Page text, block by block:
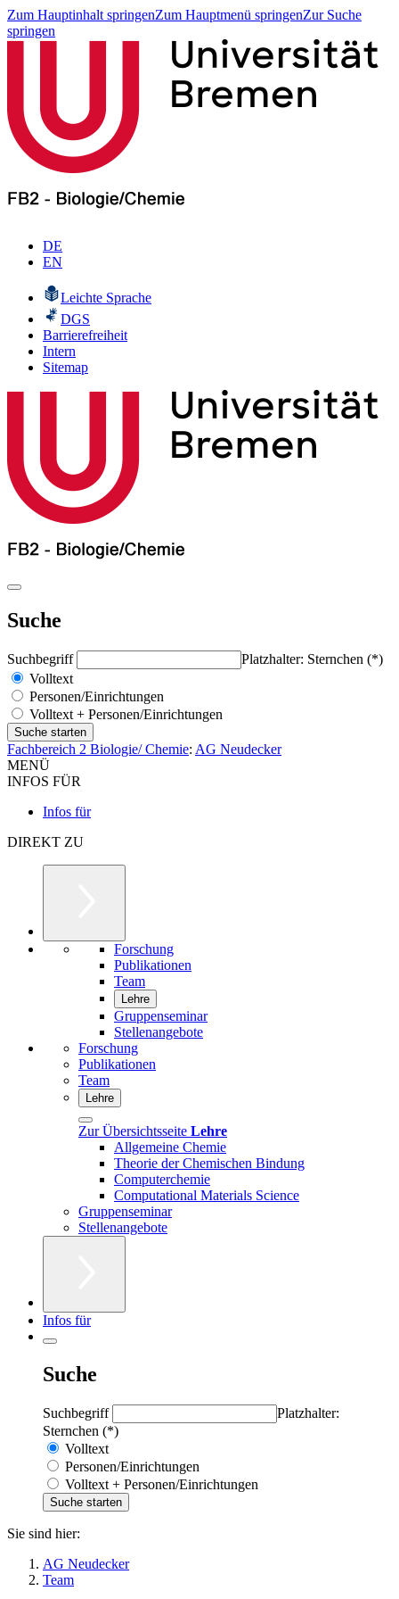
Zum Hauptinhalt springenZum Hauptmenü springenZur Suche
springen
DE
EN
Leichte Sprache
DGS
Barrierefreiheit
Intern
Sitemap
Suche
Suchbegriff
Platzhalter: Sternchen (*)
Volltext
Personen/Einrichtungen
Volltext + Personen/Einrichtungen
Fachbereich 2 Biologie/ Chemie: AG Neudecker
MENÜ
INFOS FÜR
Infos für
DIREKT ZU
Forschung
Publikationen
Team
Lehre
Gruppenseminar
Stellenangebote
Forschung
Publikationen
Team
Lehre
Zur Übersichtsseite Lehre
Allgemeine Chemie
Theorie der Chemischen Bindung
Computerchemie
Computational Materials Science
Gruppenseminar
Stellenangebote
Infos für
Suche
Suchbegriff
Platzhalter:
Sternchen (*)
Volltext
Personen/Einrichtungen
Volltext + Personen/Einrichtungen
Sie sind hier:
AG Neudecker
Team